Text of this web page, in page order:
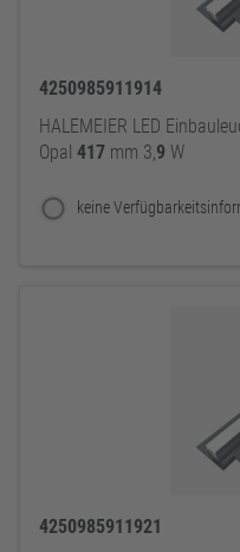
4250985911914
HALEMEIER LED
Opal 417 mm 3,9 W
keine
4250985911921